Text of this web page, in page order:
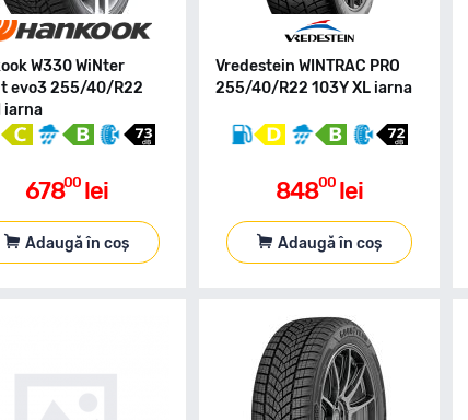
W330 WiNter
evo3 255/40/R22
iarna
67800 lei
Adaugă în coș
Vredestein WINTRAC PRO
255/40/R22 103Y XL iarna
84800 lei
Adaugă în coș